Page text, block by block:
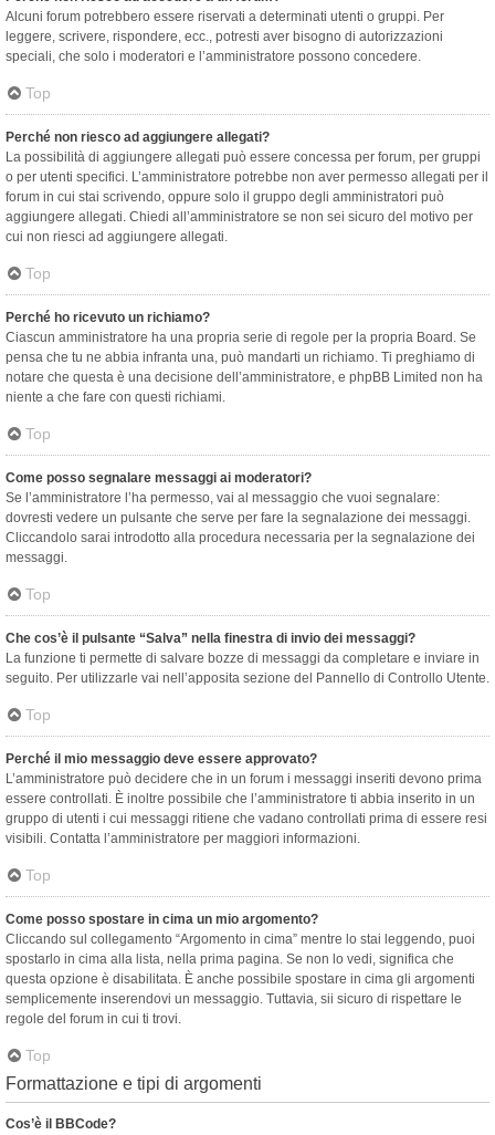
Alcuni forum potrebbero essere riservati a determinati utenti o gruppi. Per
leggere, scrivere, rispondere, ecc., potresti aver bisogno di autorizzazioni
speciali, che solo i moderatori e l’amministratore possono concedere.
Top
Perché non riesco ad aggiungere allegati?
La possibilità di aggiungere allegati può essere concessa per forum, per gruppi
o per utenti specifici. L’amministratore potrebbe non aver permesso allegati per il
forum in cui stai scrivendo, oppure solo il gruppo degli amministratori può
aggiungere allegati. Chiedi all’amministratore se non sei sicuro del motivo per
cui non riesci ad aggiungere allegati.
Top
Perché ho ricevuto un richiamo?
Ciascun amministratore ha una propria serie di regole per la propria Board. Se
pensa che tu ne abbia infranta una, può mandarti un richiamo. Ti preghiamo di
notare che questa è una decisione dell’amministratore, e phpBB Limited non ha
niente a che fare con questi richiami.
Top
Come posso segnalare messaggi ai moderatori?
Se l’amministratore l’ha permesso, vai al messaggio che vuoi segnalare:
dovresti vedere un pulsante che serve per fare la segnalazione dei messaggi.
Cliccandolo sarai introdotto alla procedura necessaria per la segnalazione dei
messaggi.
Top
Che cos’è il pulsante “Salva” nella finestra di invio dei messaggi?
La funzione ti permette di salvare bozze di messaggi da completare e inviare in
seguito. Per utilizzarle vai nell’apposita sezione del Pannello di Controllo Utente.
Top
Perché il mio messaggio deve essere approvato?
L’amministratore può decidere che in un forum i messaggi inseriti devono prima
essere controllati. È inoltre possibile che l’amministratore ti abbia inserito in un
gruppo di utenti i cui messaggi ritiene che vadano controllati prima di essere resi
visibili. Contatta l’amministratore per maggiori informazioni.
Top
Come posso spostare in cima un mio argomento?
Cliccando sul collegamento “Argomento in cima” mentre lo stai leggendo, puoi
spostarlo in cima alla lista, nella prima pagina. Se non lo vedi, significa che
questa opzione è disabilitata. È anche possibile spostare in cima gli argomenti
semplicemente inserendovi un messaggio. Tuttavia, sii sicuro di rispettare le
regole del forum in cui ti trovi.
Top
Formattazione e tipi di argomenti
Cos’è il BBCode?